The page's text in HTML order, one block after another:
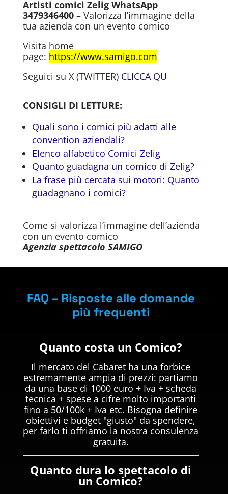
Artisti comici Zelig WhatsApp
3479346400– Valorizza l’immagine della
tua azienda con un evento comico
Visita home
page: https://www.samigo.com
Seguici su X (TWITTER) CLICCA QU
CONSIGLI DI LETTURE:
Quali sono i comici più adatti alle
convention aziendali?
Elenco alfabetico Comici Zelig
Quanto guadagna un comico di Zelig?
La frase più cercata sui motori: Quanto
guadagnano i comici?
Come si valorizza l’immagine dell’azienda
con un evento comico
Agenzia spettacolo SAMIGO
FAQ – Risposte alle domande
più frequenti
Quanto costa un Comico?
Il mercato del Cabaret ha una forbice
estremamente ampia di prezzi: partiamo
da una base di 1000 euro + Iva + scheda
tecnica + spese a cifre molto importanti
fino a 50/100k + Iva etc. Bisogna definire
obiettivi e budget "giusto" da spendere,
per farlo ti offriamo la nostra consulenza
gratuita.
Quanto dura lo spettacolo di
un Comico?